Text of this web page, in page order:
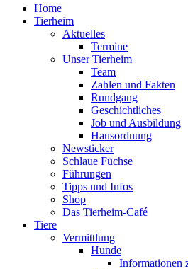
Home
Tierheim
Aktuelles
Termine
Unser Tierheim
Team
Zahlen und Fakten
Rundgang
Geschichtliches
Job und Ausbildung
Hausordnung
Newsticker
Schlaue Füchse
Führungen
Tipps und Infos
Shop
Das Tierheim-Café
Tiere
Vermittlung
Hunde
Informationen